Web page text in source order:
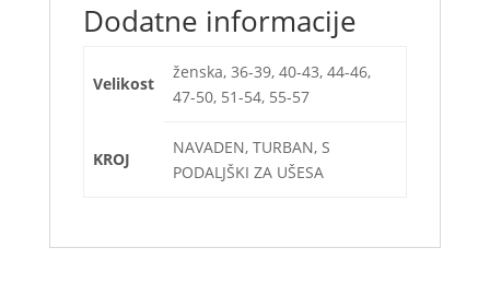
Dodatne informacije
Velikost
ženska, 36-39, 40-43, 44-46,
47-50, 51-54, 55-57
KROJ
NAVADEN, TURBAN, S
PODALJŠKI ZA UŠESA